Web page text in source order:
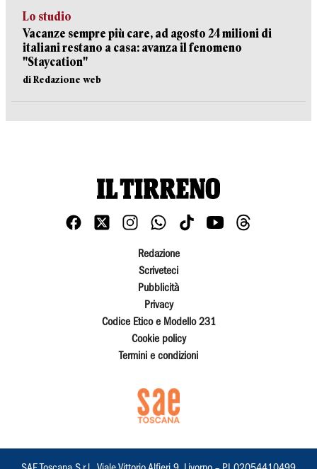
Lo studio
Vacanze sempre più care, ad agosto 24 milioni di
italiani restano a casa: avanza il fenomeno
"Staycation"
di Redazione web
Redazione
Scriveteci
Pubblicità
Privacy
Codice Etico e Modello 231
Cookie policy
Termini e condizioni